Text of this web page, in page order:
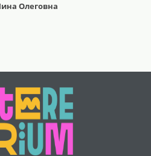
отношения к природе,
сознания;
получению новых знаний,
и формировать
Олеговна